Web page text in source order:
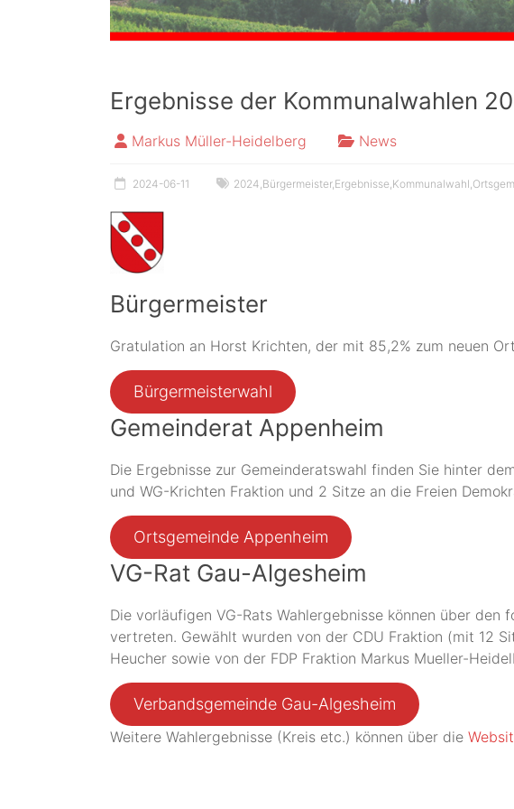
Ergebnisse der Kommunalwahlen
Markus Müller-Heidelberg News
2024-06-11 2024 Bürgermeister, Ergebnisse Kommunalwahl
Bürgermeister
Gratulation an Horst Krichten, der mit 85,2% zum neuen
Bürgermeisterwahl
Gemeinderat Appenheim
Die Ergebnisse zur Gemeinderatswahl finden Sie hinter
und WG-Krichten Fraktion und 2 Sitze an die Freien
Ortsgemeinde Appenheim
VG-Rat Gau-Algesheim
Die vorläufigen VG-Rats Wahlergebnisse können über
vertreten. Gewählt wurden von der CDU Fraktion (mit 12
Heucher sowie von der FDP Fraktion Markus Mueller-
Verbandsgemeinde Gau-Algesheim
Weitere Wahlergebnisse (Kreis etc.) können über die W